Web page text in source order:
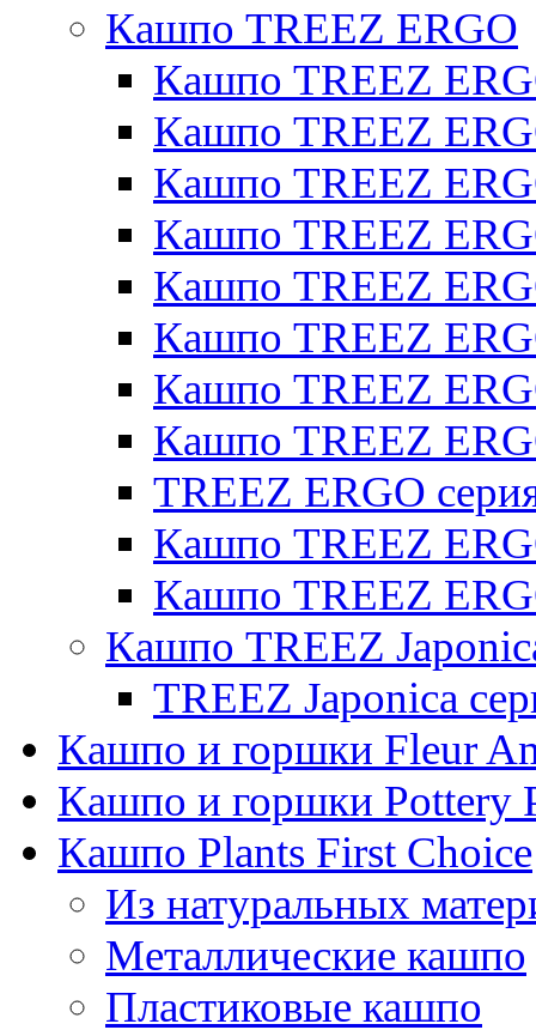
Кашпо TREEZ ERGO
Кашпо TREEZ
Кашпо TREEZ
Кашпо TREEZ
Кашпо TREEZ
Кашпо TREEZ
Кашпо TREEZ
Кашпо TREEZ
Кашпо TREEZ
TREEZ ERGO
Кашпо TREEZ
Кашпо TREEZ
Кашпо TREEZ
TREEZ Japonica
Кашпо и горшки Fleur
Кашпо и горшки Pottery
Кашпо Plants First Choice
Из натуральных
Металлические кашпо
Пластиковые кашпо